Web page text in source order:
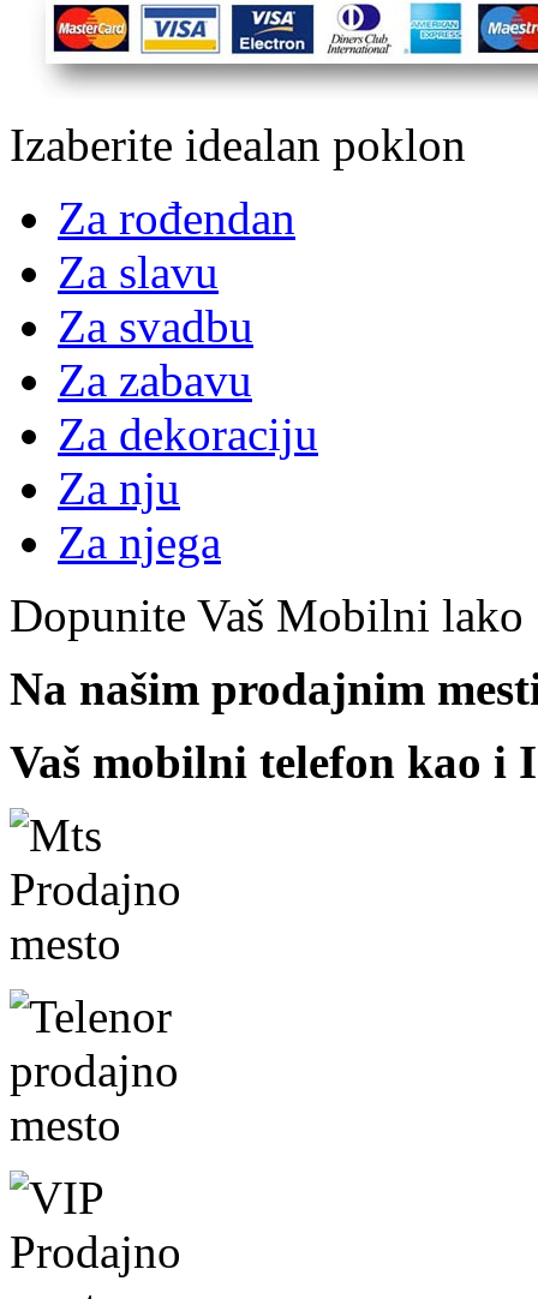
Izaberite idealan poklon
Za rođendan
Za slavu
Za svadbu
Za zabavu
Za dekoraciju
Za nju
Za njega
Dopunite Vaš Mobilni lako
Na našim prodajnim
Vaš mobilni telefon kao i